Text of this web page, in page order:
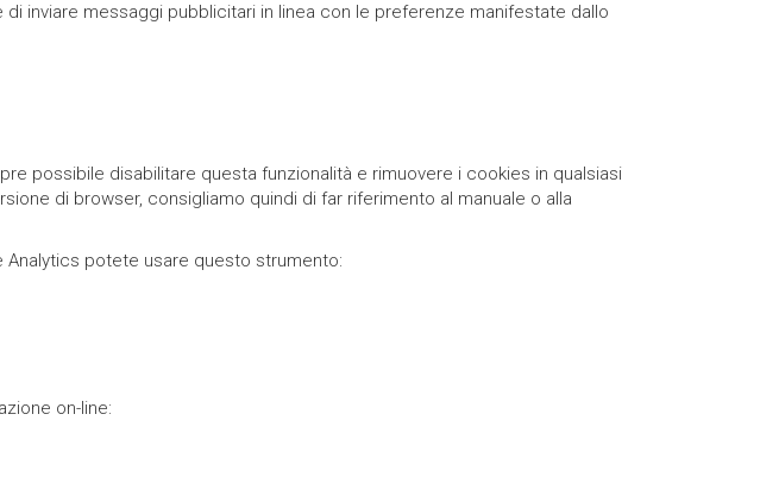
inviare messaggi pubblicitari in linea con le preferenze manifestate dallo
possibile disabilitare questa funzionalità e rimuovere i cookies in qualsiasi
di browser, consigliamo quindi di far riferimento al manuale o alla
Analytics potete usare questo strumento:
on-line: